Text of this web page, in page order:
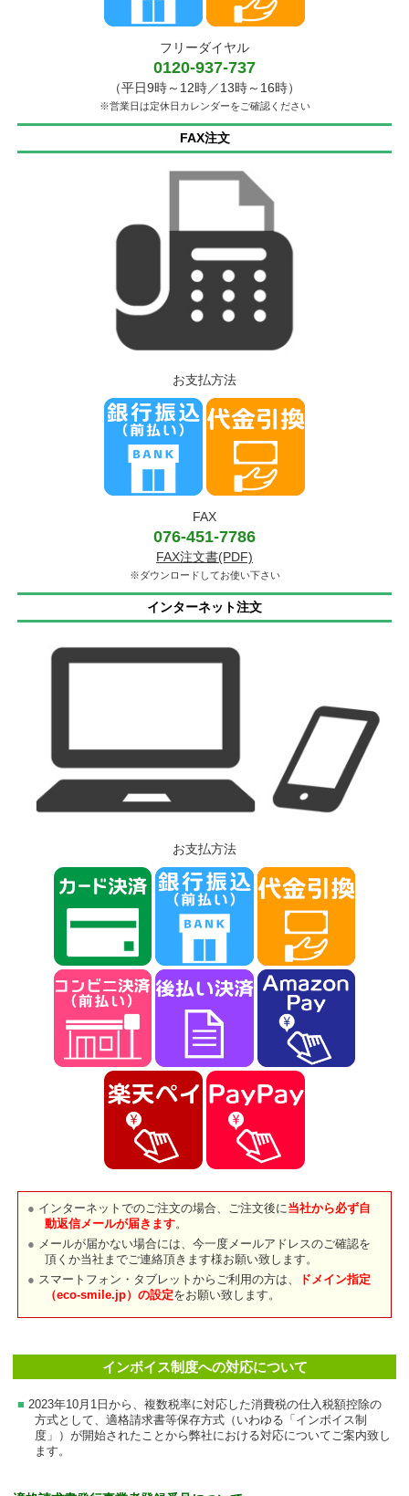
フリーダイヤル
0120-937-737
（平日9時～12時／13時～16時）
※営業日は定休日カレンダーをご確認ください
FAX注文
お支払方法
FAX
076-451-7786
FAX注文書(PDF)
※ダウンロードしてお使い下さい
インターネット注文
お支払方法
インターネットでのご注文の場合、ご注文後に当社から必ず自
動返信メールが届きます。
メールが届かない場合には、今一度メールアドレスのご確認を
頂くか当社までご連絡頂きます様お願い致します。
スマートフォン・タブレットからご利用の方は、
ドメイン指定
（eco-smile.jp）の設定をお願い致します。
インボイス制度への対応について
2023年10月1日から、複数税率に対応した消費税の仕入税額控除の
方式として、適格請求書等保存方式（いわゆる「インボイス制
度」）が開始されたことから弊社における対応についてご案内致し
ます。